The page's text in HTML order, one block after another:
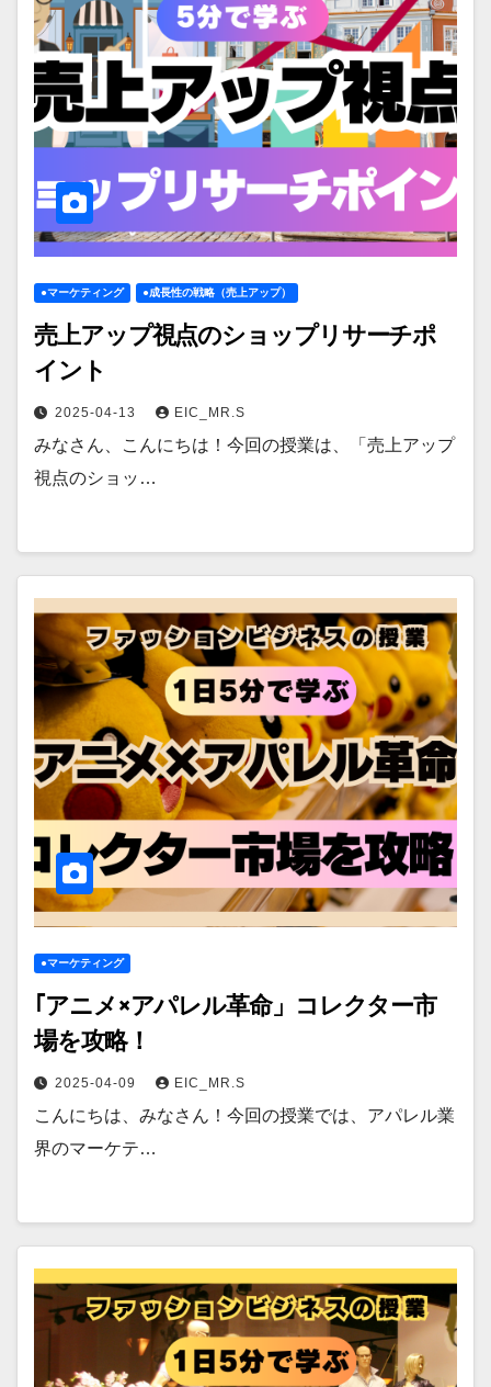
●マーケティング ●成長性の戦略（売上アップ）
売上アップ視点のショップリサーチポ
イント
2025-04-13 EIC_MR.S
みなさん、こんにちは！今回の授業は、「売上アップ
視点のショッ…
●マーケティング
｢アニメ×アパレル革命」コレクター市
場を攻略！
2025-04-09 EIC_MR.S
こんにちは、みなさん！今回の授業では、アパレル業
界のマーケテ…